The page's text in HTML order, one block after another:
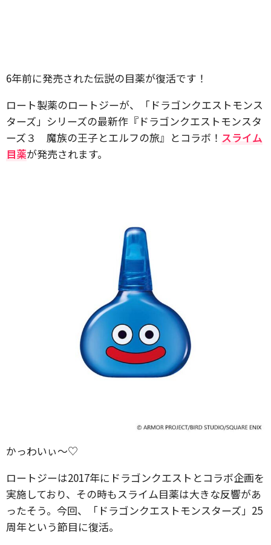
6年前に発売された伝説の目薬が復活です！
ロート製薬のロートジーが、「ドラゴンクエストモンス
ターズ」シリーズの最新作『ドラゴンクエストモンスタ
ーズ３ 魔族の王子とエルフの旅』とコラボ！ スライム
目薬が発売されます。
かっわいぃ〜♡
ロートジーは2017年にドラゴンクエストとコラボ企画を
実施しており、その時もスライム目薬は大きな反響があ
ったそう。今回、「ドラゴンクエストモンスターズ」25
周年という節目に復活。